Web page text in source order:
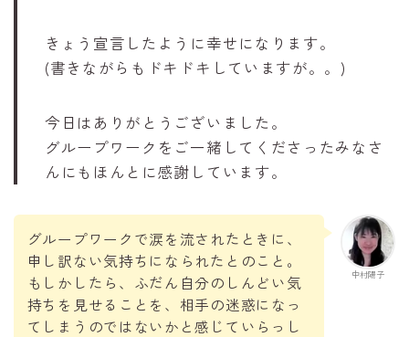
きょう宣言したように幸せになります。
(書きながらもドキドキしていますが。。)
今日はありがとうございました。
グループワークをご一緒してくださったみなさ
んにもほんとに感謝しています。
中村陽子
グループワークで涙を流されたときに、
申し訳ない気持ちになられたとのこと。
もしかしたら、ふだん自分のしんどい気
持ちを見せることを、相手の迷惑になっ
てしまうのではないかと感じていらっし